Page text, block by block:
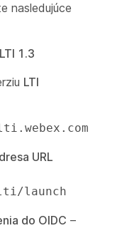
nasledujúce
LTI 1.3
LTI
URL
launch
do OIDC –